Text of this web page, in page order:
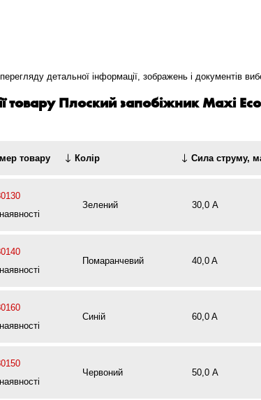
детальної інформації, зображень і документів
товару Плоский запобіжник Maxi
товару Колір Сила струму,
Зелений 30,0 А
Помаранчевий 40,0 A
Синій 60,0 A
Червоний 50,0 А